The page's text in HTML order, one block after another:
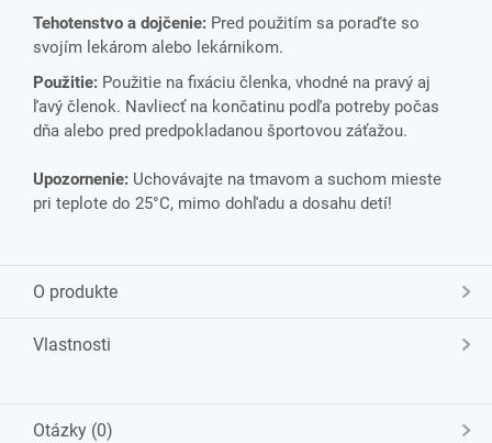
Tehotenstvo a dojčenie: Pred použitím sa poraďte so
svojím lekárom alebo lekárnikom.
Použitie: Použitie na fixáciu členka, vhodné na pravý aj
ľavý členok. Navliecť na končatinu podľa potreby počas
dňa alebo pred predpokladanou športovou záťažou.
Upozornenie: Uchovávajte na tmavom a suchom mieste
pri teplote do 25°C, mimo dohľadu a dosahu detí!
O produkte
Vlastnosti
Otázky (0)